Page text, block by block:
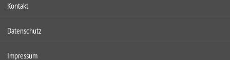
Kontakt
Datenschutz
Impressum